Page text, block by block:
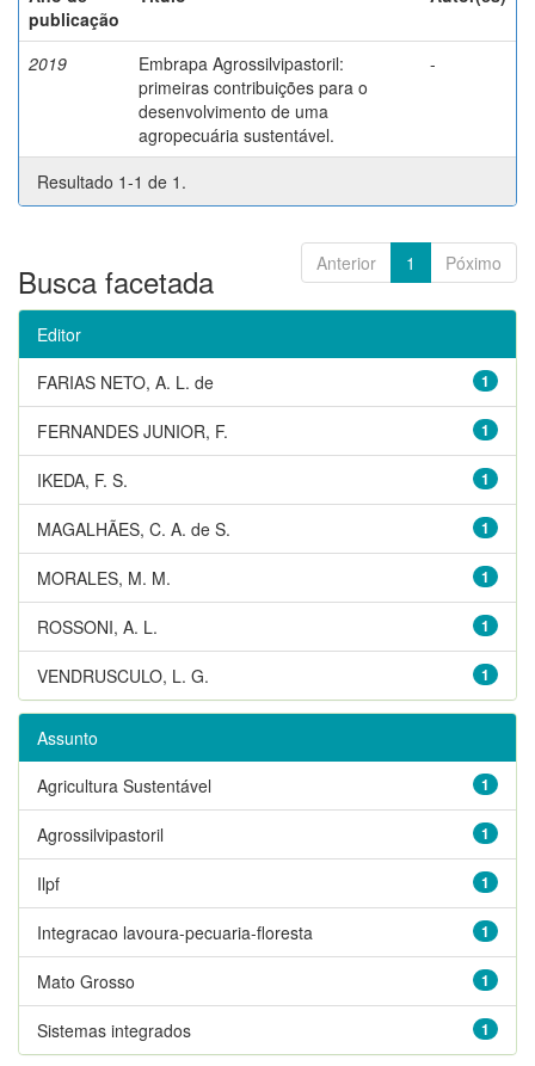
publicação
2019
Embrapa Agrossilvipastoril:
primeiras contribuições para o
desenvolvimento de uma
agropecuária sustentável.
-
Resultado 1-1 de 1.
Anterior 1 Póximo
Busca facetada
Editor
1
FARIAS NETO, A. L. de
1
FERNANDES JUNIOR, F.
1
IKEDA, F. S.
1
MAGALHÃES, C. A. de S.
1
MORALES, M. M.
1
ROSSONI, A. L.
1
VENDRUSCULO, L. G.
Assunto
1
Agricultura Sustentável
1
Agrossilvipastoril
1
Ilpf
1
Integracao lavoura-pecuaria-floresta
1
Mato Grosso
1
Sistemas integrados